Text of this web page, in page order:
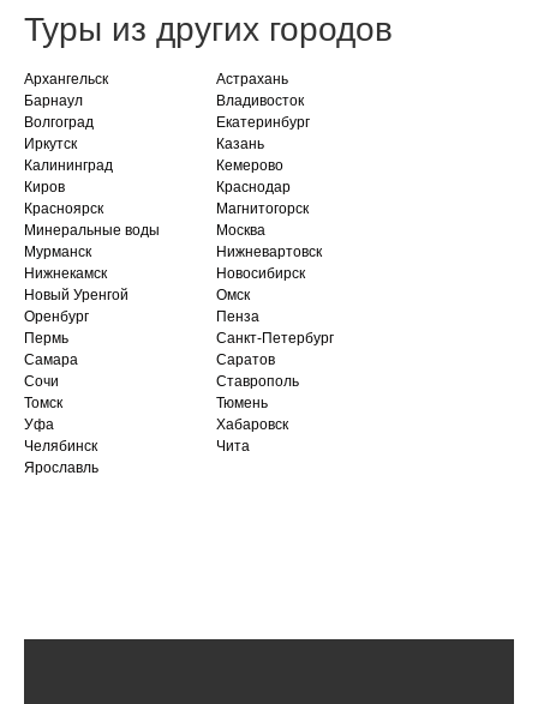
Туры из других городов
Архангельск
Астрахань
Барнаул
Владивосток
Волгоград
Екатеринбург
Иркутск
Казань
Калининград
Кемерово
Киров
Краснодар
Красноярск
Магнитогорск
Минеральные воды
Москва
Мурманск
Нижневартовск
Нижнекамск
Новосибирск
Новый Уренгой
Омск
Оренбург
Пенза
Пермь
Санкт-Петербург
Самара
Саратов
Сочи
Ставрополь
Томск
Тюмень
Уфа
Хабаровск
Челябинск
Чита
Ярославль